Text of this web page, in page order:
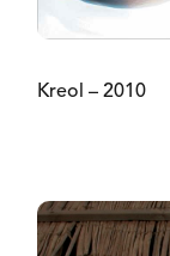
Kreol – 2010